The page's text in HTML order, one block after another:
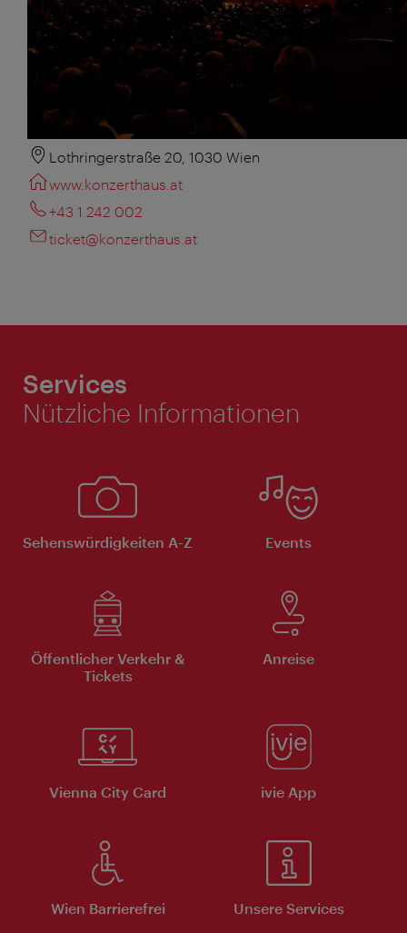
Lothringerstraße 20, 1030 Wien
www.konzerthaus.at
+43 1 242 002
ticket@konzerthaus.at
Services
Nützliche Informationen
Sehenswürdigkeiten A-Z Events
Öffentlicher Verkehr &
Tickets
Anreise
Vienna City Card ivie App
Wien Barrierefrei Unsere Services